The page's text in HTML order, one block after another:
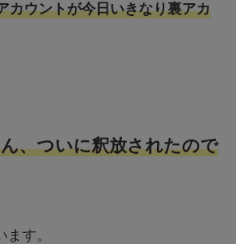
カウントが今日いきなり裏アカ
、ついに釈放されたので
す。